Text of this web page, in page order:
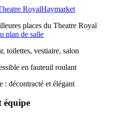
RoyalHaymarket
places du Theatre Royal
plan de salle
toilettes, vestiaire, salon
en fauteuil roulant
: décontracté et élégant
équipe